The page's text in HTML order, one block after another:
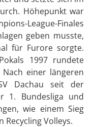
Höhepunkt war
League-Finales
geben musste,
für Furore sorgte.
1997 rundete
einer längeren
Dachau seit der
1. Bundesliga und
wie einem Sieg
Recycling Volleys.